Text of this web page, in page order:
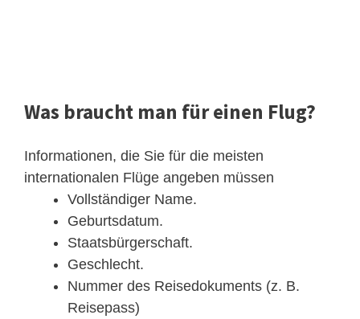
Was braucht man für einen Flug?
Informationen, die Sie für die meisten
internationalen Flüge angeben müssen
Vollständiger Name.
Geburtsdatum.
Staatsbürgerschaft.
Geschlecht.
Nummer des Reisedokuments (z. B.
Reisepass)